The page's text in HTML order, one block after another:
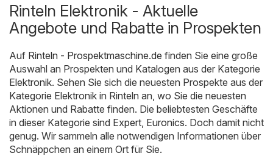
Rinteln Elektronik - Aktuelle
Angebote und Rabatte in Prospekten
Auf Rinteln - Prospektmaschine.de finden Sie eine große
Auswahl an Prospekten und Katalogen aus der Kategorie
Elektronik. Sehen Sie sich die neuesten Prospekte aus der
Kategorie Elektronik in Rinteln an, wo Sie die neuesten
Aktionen und Rabatte finden. Die beliebtesten Geschäfte
in dieser Kategorie sind Expert Euronics. Doch damit nicht
genug. Wir sammeln alle notwendigen Informationen über
Schnäppchen an einem Ort für Sie.